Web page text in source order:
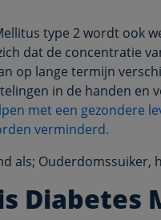
type 2 wordt ook
dat de concentratie
op lange termijn
in de handen en
met een gezondere
verminderd.
als;
Diabetes